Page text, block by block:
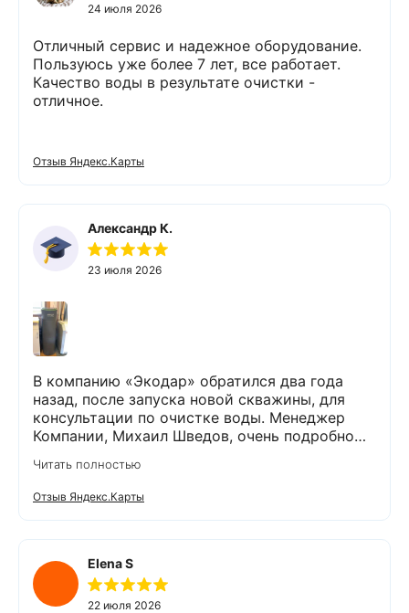
24 июля 2026
Отличный сервис и надежное оборудование.
Пользуюсь уже более 7 лет, все работает.
Качество воды в результате очистки -
отличное.
Отзыв Яндекс.Карты
Александр К.
23 июля 2026
В компанию «Экодар» обратился два года
назад, после запуска новой скважины, для
консультации по очистке воды. Менеджер
Компании, Михаил Шведов, очень подробно
подобрать оптимальный вариант, пригласил в
офис для заключения договора. Оборудование
«Экодар компакт», которое я поставил,
существенно снизило жесткость воды,
убрало посторонние запахи. Вода стала
мягкой и приятной на вкус. Полностью
доволен сотрудничеством с Компанией
«Экодар». Рекомендую.
Читать полностью
Отзыв Яндекс.Карты
Elena S
22 июля 2026